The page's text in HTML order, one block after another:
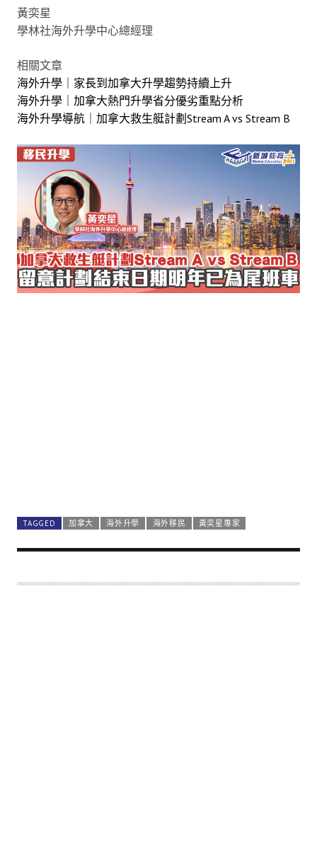
黃奕星
學林社海外升學中心總經理
相關文章
海外升學｜家長到加拿大升學趨勢持續上升
海外升學｜加拿大熱門升學省分優劣重點分析
海外升學導航｜加拿大救生艇計劃Stream A vs Stream B
TAGGED 加拿大 海外升學 海外移民 黃奕星專家